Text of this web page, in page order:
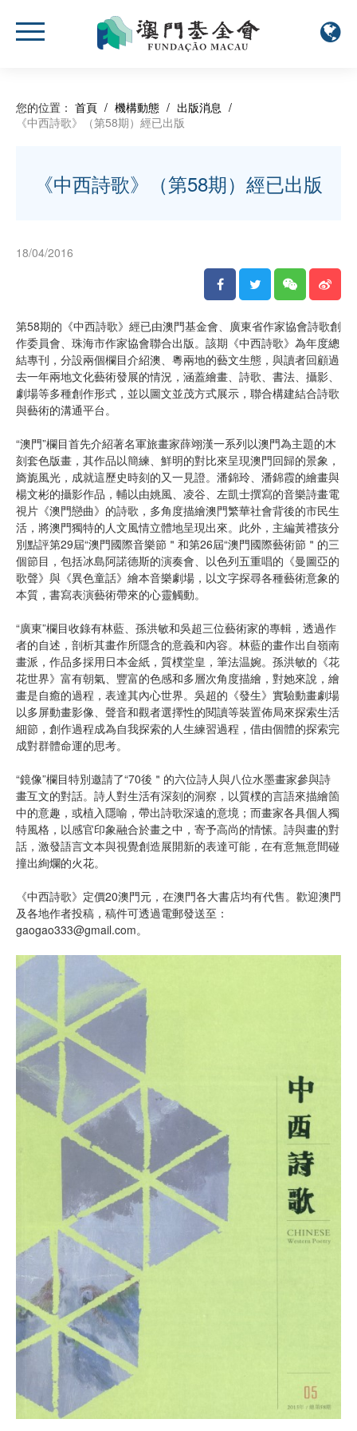
您的位置： 首頁 / 機構動態 / 出版消息 /
《中西詩歌》（第58期）經已出版
《中西詩歌》（第58期）經已出版
18/04/2016
第58期的《中西詩歌》經已由澳門基金會、廣東省作家協會詩歌創
作委員會、珠海市作家協會聯合出版。該期《中西詩歌》為年度總
結專刊，分設兩個欄目介紹澳、粵兩地的藝文生態，與讀者回顧過
去一年兩地文化藝術發展的情況，涵蓋繪畫、詩歌、書法、攝影、
劇場等多種創作形式，並以圖文並茂方式展示，聯合構建結合詩歌
與藝術的溝通平台。
“澳門”欄目首先介紹著名軍旅畫家薛翊漢一系列以澳門為主題的木
刻套色版畫，其作品以簡練、鮮明的對比來呈現澳門回歸的景象，
旖旎風光，成就這歷史時刻的又一見證。潘錦玲、潘錦霞的繪畫與
楊文彬的攝影作品，輔以由姚風、凌谷、左凱士撰寫的音樂詩畫電
視片《澳門戀曲》的詩歌，多角度描繪澳門繁華社會背後的市民生
活，將澳門獨特的人文風情立體地呈現出來。此外，主編黃禮孩分
別點評第29屆“澳門國際音樂節＂和第26屆“澳門國際藝術節＂的三
個節目，包括冰島阿諾德斯的演奏會、以色列五重唱的《曼圖亞的
歌聲》與《異色童話》繪本音樂劇場，以文字探尋各種藝術意象的
本質，書寫表演藝術帶來的心靈觸動。
“廣東”欄目收錄有林藍、孫洪敏和吳超三位藝術家的專輯，透過作
者的自述，剖析其畫作所隱含的意義和內容。林藍的畫作出自嶺南
畫派，作品多採用日本金紙，質樸堂皇，筆法温婉。孫洪敏的《花
花世界》富有朝氣、豐富的色感和多層次角度描繪，對她來說，繪
畫是自癒的過程，表達其內心世界。吳超的《發生》實驗動畫劇場
以多屏動畫影像、聲音和觀者選擇性的閱讀等裝置佈局來探索生活
細節，創作過程成為自我探索的人生練習過程，借由個體的探索完
成對群體命運的思考。
“鏡像”欄目特別邀請了“70後＂的六位詩人與八位水墨畫家參與詩
畫互文的對話。詩人對生活有深刻的洞察，以質樸的言語來描繪箇
中的意趣，或植入隱喻，帶出詩歌深遠的意境；而畫家各具個人獨
特風格，以感官印象融合於畫之中，寄予高尚的情愫。詩與畫的對
話，激發語言文本與視覺創造展開新的表達可能，在有意無意間碰
撞出絢爛的火花。
《中西詩歌》定價20澳門元，在澳門各大書店均有代售。歡迎澳門
及各地作者投稿，稿件可透過電郵發送至：
gaogao333@gmail.com。